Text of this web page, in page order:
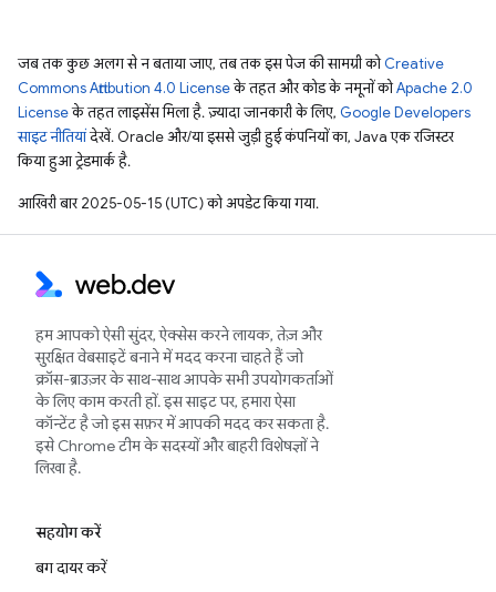
जब तक कुछ अलग से न बताया जाए, तब तक इस पेज की सामग्री कोCreative
Commons Attribution 4.0 Licenseके तहत और कोड के नमूनों कोApache 2.0
Licenseके तहत लाइसेंस मिला है. ज़्यादा जानकारी के लिए, Google Developers
साइट नीतियांदेखें. Oracle और/या इससे जुड़ी हुई कंपनियों का, Java एक रजिस्टर
किया हुआ ट्रेडमार्क है.
आखिरी बार 2025-05-15 (UTC) को अपडेट किया गया.
हम आपको ऐसी सुंदर, ऐक्सेस करने लायक, तेज़ और
सुरक्षित वेबसाइटें बनाने में मदद करना चाहते हैं जो
क्रॉस-ब्राउज़र के साथ-साथ आपके सभी उपयोगकर्ताओं
के लिए काम करती हों. इस साइट पर, हमारा ऐसा
कॉन्टेंट है जो इस सफ़र में आपकी मदद कर सकता है.
इसे Chrome टीम के सदस्यों और बाहरी विशेषज्ञों ने
लिखा है.
सहयोग करें
बग दायर करें